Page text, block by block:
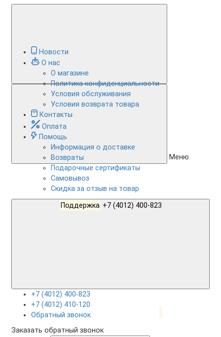
Меню
Новости
О нас
О магазине
Политика конфиденциальности
Условия обслуживания
Условия возврата товара
Контакты
Оплата
Помощь
Информация о доставке
Возвраты
Подарочные сертификаты
Самовывоз
Скидка за отзыв на товар
Поддержка
+7 (4012) 400-823
+7 (4012) 410-120
Обратный звонок
Заказать обратный звонок